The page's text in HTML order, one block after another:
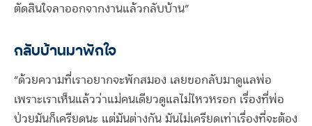
ตัดสินใจลาออกจากงานแล้วกลับบ้าน”
กลับบ้านมาพักใจ
“ด้วยความที่เราอยากจะพักสมอง เลยขอกลับมาดูแลพ่อ
เพราะเราเห็นแล้วว่าแม่คนเดียวดูแลไม่ไหวหรอก เรื่องที่พ่อ
ป่วยมันก็เครียดนะ แต่มันต่างกัน มันไม่เครียดเท่าเรื่องที่จะต้อง